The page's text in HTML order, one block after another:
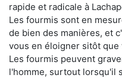
rapide et radicale à
Les fourmis sont en
de bien des manières, et
vous en éloigner sitôt
Les fourmis peuvent
l'homme, surtout lorsqu'il